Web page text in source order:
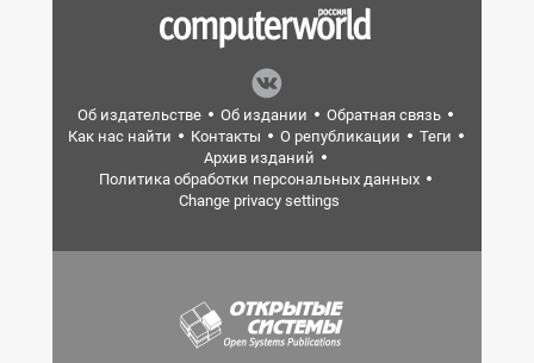
Об издательстве Об издании
Обратная связь
Как нас найти
Контакты О републикации
Теги
Архив изданий
Политика обработки персональных данных
Change privacy settings